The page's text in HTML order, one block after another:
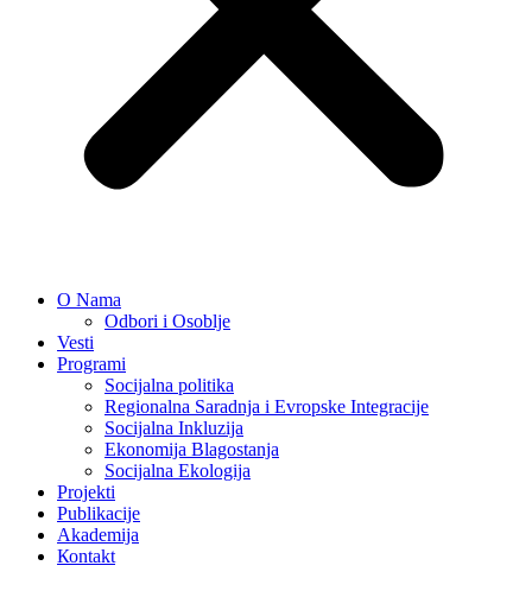
O Nama
Odbori i Osoblje
Vesti
Programi
Socijalna politika
Regionalna Saradnja i Evropske Integracije
Socijalna Inkluzija
Ekonomija Blagostanja
Socijalna Ekologija
Projekti
Publikacije
Akademija
Коntakt